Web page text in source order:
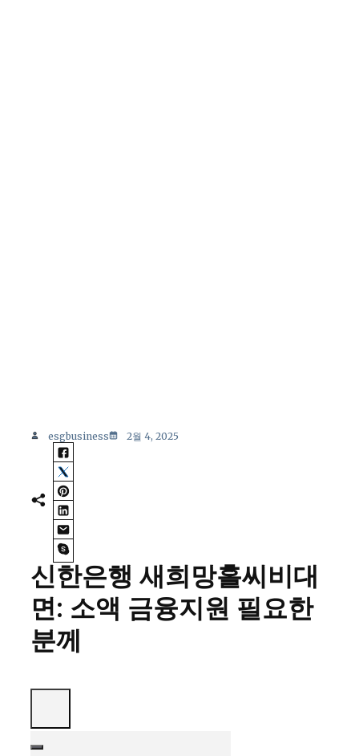
esgbusiness 2월 4, 2025
신한은행 새희망홀씨비대
면: 소액 금융지원 필요한
분께